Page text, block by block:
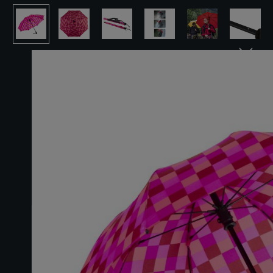
Ignorer la galerie d'images